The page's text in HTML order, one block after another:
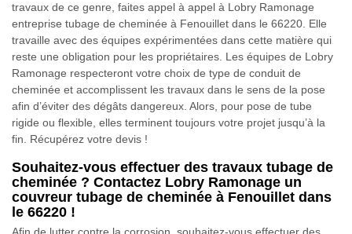
travaux de ce genre, faites appel à appel à Lobry Ramonage
entreprise tubage de cheminée à Fenouillet dans le 66220. Elle
travaille avec des équipes expérimentées dans cette matière qui
reste une obligation pour les propriétaires. Les équipes de Lobry
Ramonage respecteront votre choix de type de conduit de
cheminée et accomplissent les travaux dans le sens de la pose
afin d’éviter des dégâts dangereux. Alors, pour pose de tube
rigide ou flexible, elles terminent toujours votre projet jusqu’à la
fin. Récupérez votre devis !
Souhaitez-vous effectuer des travaux tubage de
cheminée ? Contactez Lobry Ramonage un
couvreur tubage de cheminée à Fenouillet dans
le 66220 !